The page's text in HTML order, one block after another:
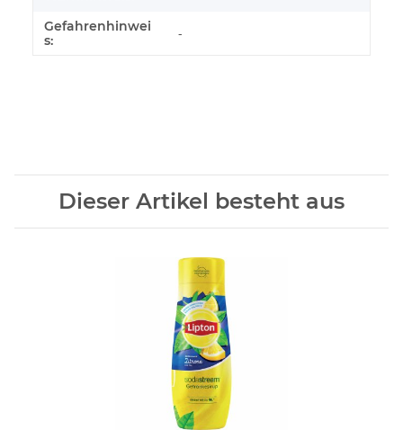
Gefahrenhinwei
s:
-
Dieser Artikel besteht aus